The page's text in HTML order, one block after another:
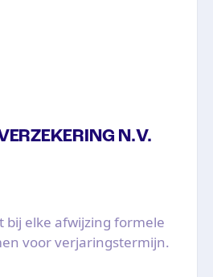
N.V.
bij elke afwijzing formele
voor verjaringstermijn.